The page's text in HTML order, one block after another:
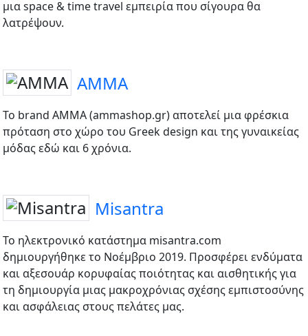
μια space & time travel εμπειρία που σίγουρα θα
λατρέψουν.
AMMA
Το brand AMMA (ammashop.gr) αποτελεί μια φρέσκια
πρόταση στο χώρο του Greek design και της γυναικείας
μόδας εδώ και 6 χρόνια.
Misantra
Το ηλεκτρονικό κατάστημα misantra.com
δημιουργήθηκε το Νοέμβριο 2019. Προσφέρει ενδύματα
και αξεσουάρ κορυφαίας ποιότητας και αισθητικής για
τη δημιουργία μιας μακροχρόνιας σχέσης εμπιστοσύνης
και ασφάλειας στους πελάτες μας.